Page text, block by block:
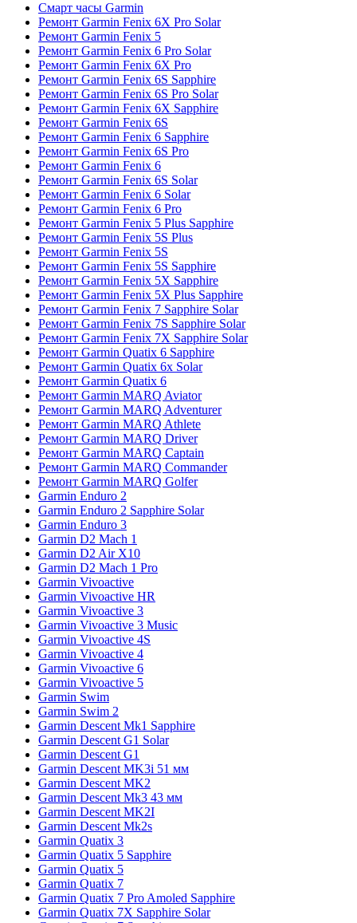
Смарт часы Garmin
Ремонт Garmin Fenix 6X Pro Solar
Ремонт Garmin Fenix 5
Ремонт Garmin Fenix 6 Pro Solar
Ремонт Garmin Fenix 6X Pro
Ремонт Garmin Fenix 6S Sapphire
Ремонт Garmin Fenix 6S Pro Solar
Ремонт Garmin Fenix 6X Sapphire
Ремонт Garmin Fenix 6S
Ремонт Garmin Fenix 6 Sapphire
Ремонт Garmin Fenix 6S Pro
Ремонт Garmin Fenix 6
Ремонт Garmin Fenix 6S Solar
Ремонт Garmin Fenix 6 Solar
Ремонт Garmin Fenix 6 Pro
Ремонт Garmin Fenix 5 Plus Sapphire
Ремонт Garmin Fenix 5S Plus
Ремонт Garmin Fenix 5S
Ремонт Garmin Fenix 5S Sapphire
Ремонт Garmin Fenix 5X Sapphire
Ремонт Garmin Fenix 5X Plus Sapphire
Ремонт Garmin Fenix 7 Sapphire Solar
Ремонт Garmin Fenix 7S Sapphire Solar
Ремонт Garmin Fenix 7X Sapphire Solar
Ремонт Garmin Quatix 6 Sapphire
Ремонт Garmin Quatix 6x Solar
Ремонт Garmin Quatix 6
Ремонт Garmin MARQ Aviator
Ремонт Garmin MARQ Adventurer
Ремонт Garmin MARQ Athlete
Ремонт Garmin MARQ Driver
Ремонт Garmin MARQ Captain
Ремонт Garmin MARQ Commander
Ремонт Garmin MARQ Golfer
Garmin Enduro 2
Garmin Enduro 2 Sapphire Solar
Garmin Enduro 3
Garmin D2 Mach 1
Garmin D2 Air X10
Garmin D2 Mach 1 Pro
Garmin Vivoactive
Garmin Vivoactive HR
Garmin Vivoactive 3
Garmin Vivoactive 3 Music
Garmin Vivoactive 4S
Garmin Vivoactive 4
Garmin Vivoactive 6
Garmin Vivoactive 5
Garmin Swim
Garmin Swim 2
Garmin Descent Mk1 Sapphire
Garmin Descent G1 Solar
Garmin Descent G1
Garmin Descent MK3i 51 мм
Garmin Descent MK2
Garmin Descent Mk3 43 мм
Garmin Descent MK2I
Garmin Descent Mk2s
Garmin Quatix 3
Garmin Quatix 5 Sapphire
Garmin Quatix 5
Garmin Quatix 7
Garmin Quatix 7 Pro Amoled Sapphire
Garmin Quatix 7X Sapphire Solar